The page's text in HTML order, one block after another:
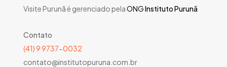
Visite Purunã é gerenciado pelaONGInstituto Purunã
Contato
(41) 9 9737-0032
contato@institutopuruna.com.br